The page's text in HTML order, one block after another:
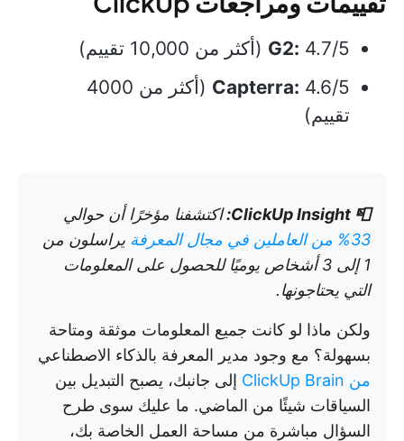
G2: 4.7/5 (أكثر من 10,000 تقييم)
Capterra:
4.6/5 (أكثر من 4000
تقييم)
📮
اكتشفنا مؤخرًا أن حوالي
33% من العاملين في مجال المعرفة
يراسلون من
1 إلى 3 أشخاص يوميًا للحصول على المعلومات
التي يحتاجونها.
ولكن ماذا لو كانت جميع المعلومات موثقة ومتاحة
بسهولة؟ مع وجود مدير المعرفة بالذكاء الاصطناعي
من ClickUp Brain
إلى جانبك، يصبح التبديل بين
السياقات شيئًا من الماضي. ما عليك سوى طرح
السؤال مباشرة من مساحة العمل الخاصة بك،